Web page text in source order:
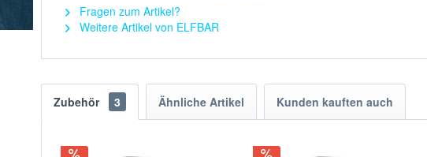
Fragen zum Artikel?
Weitere Artikel von ELFBAR
Zubehör 3 Ähnliche Artikel Kunden kauften auch